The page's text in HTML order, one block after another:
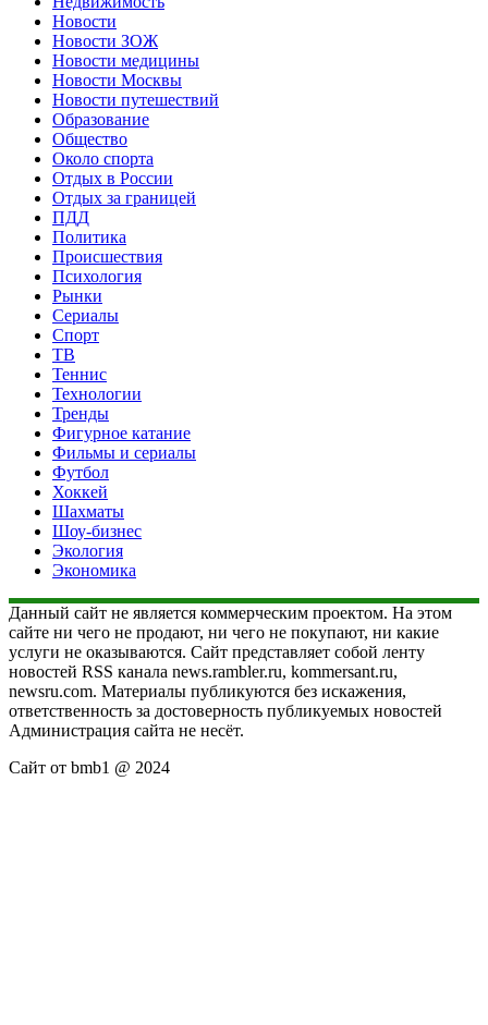
Новости
Новости ЗОЖ
Новости медицины
Новости Москвы
Новости путешествий
Образование
Общество
Около спорта
Отдых в России
Отдых за границей
ПДД
Политика
Происшествия
Психология
Рынки
Сериалы
Спорт
ТВ
Теннис
Технологии
Тренды
Фигурное катание
Фильмы и сериалы
Футбол
Хоккей
Шахматы
Шоу-бизнес
Экология
Экономика
Данный сайт не является коммерческим проектом. На этом
сайте ни чего не продают, ни чего не покупают, ни какие
услуги не оказываются. Сайт представляет собой ленту
новостей RSS канала news.rambler.ru, kommersant.ru,
newsru.com. Материалы публикуются без искажения,
ответственность за достоверность публикуемых новостей
Администрация сайта не несёт.
Сайт от bmb1 @ 2024